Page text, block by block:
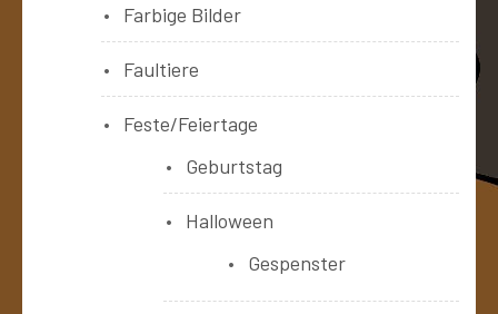
Farbige Bilder
Faultiere
Feste/Feiertage
Geburtstag
Halloween
Gespenster